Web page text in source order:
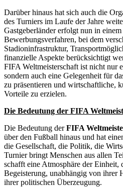
Darüber hinaus hat sich auch die
des Turniers im Laufe der Jahre
Gastgeberländer erfolgt nun in
Bewerbungsverfahren, bei dem
Stadioninfrastruktur,
finanzielle Aspekte berücksichtigt
FIFA Weltmeisterschaft ist nicht nur
sondern auch eine Gelegenheit für
zu präsentieren und wirtschaftliche,
Vorteile zu erzielen.
Die Bedeutung der FIFA
Die Bedeutung derFIFA
über den Fußball hinaus und hat
die Gesellschaft, die Politik, die
Turnier bringt Menschen aus allen
schafft eine Atmosphäre der Einheit,
Begeisterung, unabhängig von ihrer
ihrer politischen Überzeugung.